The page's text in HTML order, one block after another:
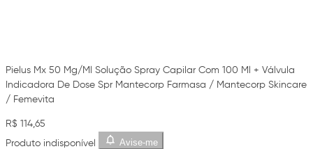
Pielus Mx 50 Mg/Ml Solução Spray Capilar Com 100 Ml + Válvula
Indicadora De Dose Spr Mantecorp Farmasa / Mantecorp Skincare
/ Femevita
R$ 114,65
Produto indisponível
Avise-me